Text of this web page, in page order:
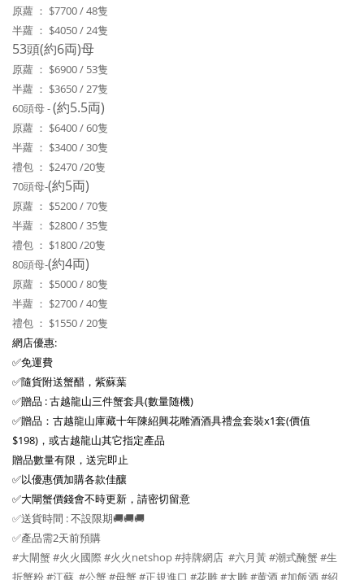
原蘿 ： $7700 / 48隻
半蘿 ： $4050 / 24隻
53頭(約6両)母
原蘿 ： $6900 / 53隻
半蘿 ： $3650 / 27隻
60頭母 -(約5.5両)
原蘿 ： $6400 / 60隻
半蘿 ： $3400 / 30隻
禮包 ： $2470 /20隻
70頭母-(約5両)
原蘿 ： $5200 / 70隻
半蘿 ： $2800 / 35隻
禮包 ： $1800 /20隻
80頭母-(約4両)
原蘿 ： $5000 / 80隻
半蘿 ： $2700 / 40隻
禮包 ： $1550 / 20隻
網店優惠:
✅免運費
✅隨貨附送蟹醋，紫蘇葉
✅贈品 : 古越龍山三件蟹套具(數量随機)
✅贈品：古越龍山庫藏十年陳紹興花雕酒酒具禮盒套裝x1套(價值
$198)，或古越龍山其它指定產品
贈品數量有限，送完即止
✅以優惠價加購各款佳釀
✅大閘蟹價錢會不時更新，請密切留意
✅送貨時間 : 不設限期🚚🚚🚚
✅產品需2天前預購
#大閘蟹 #火火國際 #火火netshop #持牌網店 #六月黃 #潮式醃蟹 #生
折蟹粉 #江蘇 #公蟹 #母蟹 #正規進口 #花雕 #太雕 #黄酒 #加飯酒 #紹